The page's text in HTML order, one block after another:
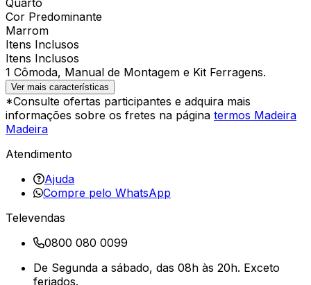
Cor Predominante
Marrom
Itens Inclusos
Itens Inclusos
1 Cômoda, Manual de Montagem e Kit Ferragens.
Ver mais características
*Consulte ofertas participantes e adquira mais
informações sobre os fretes na página termos Madeira
Madeira
Atendimento
Ajuda
Compre pelo WhatsApp
Televendas
0800 080 0099
De Segunda a sábado, das 08h às 20h. Exceto
feriados.